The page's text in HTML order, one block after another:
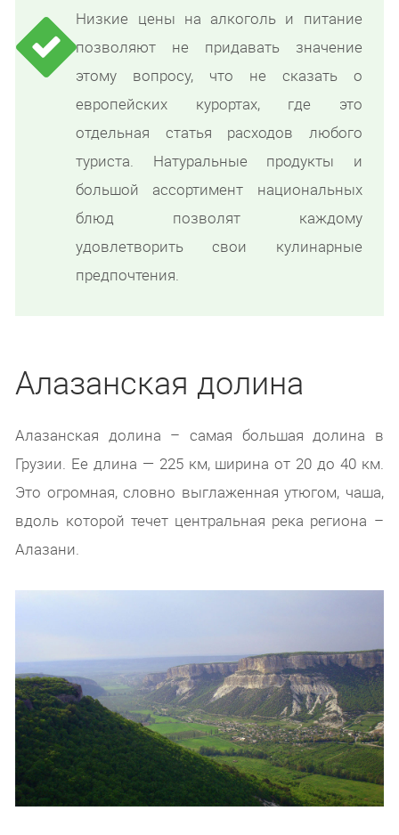
Низкие цены на алкоголь и питание
позволяют не придавать значение
этому вопросу, что не сказать о
европейских курортах, где это
отдельная статья расходов любого
туриста. Натуральные продукты и
большой ассортимент национальных
блюд позволят каждому
удовлетворить свои кулинарные
предпочтения.
Алазанская долина
Алазанская долина – самая большая долина в
Грузии. Ее длина — 225 км, ширина от 20 до 40 км.
Это огромная, словно выглаженная утюгом, чаша,
вдоль которой течет центральная река региона –
Алазани.